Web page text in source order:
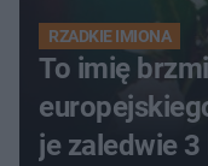
RZADKIE IMIONA
To imię
je zaledwie